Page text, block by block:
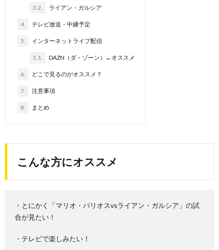
3.2. ライアン・ガルシア
4. テレビ放送・中継予定
5. インターネットライブ配信
5.1. DAZN（ダ・ゾーン）←オススメ
6. どこで見るのがオススメ？
7. 注意事項
8. まとめ
こんな方にオススメ
・とにかく「マリオ・バリオスvsライアン・ガルシア」の試
合が見たい！
・テレビで楽しみたい！